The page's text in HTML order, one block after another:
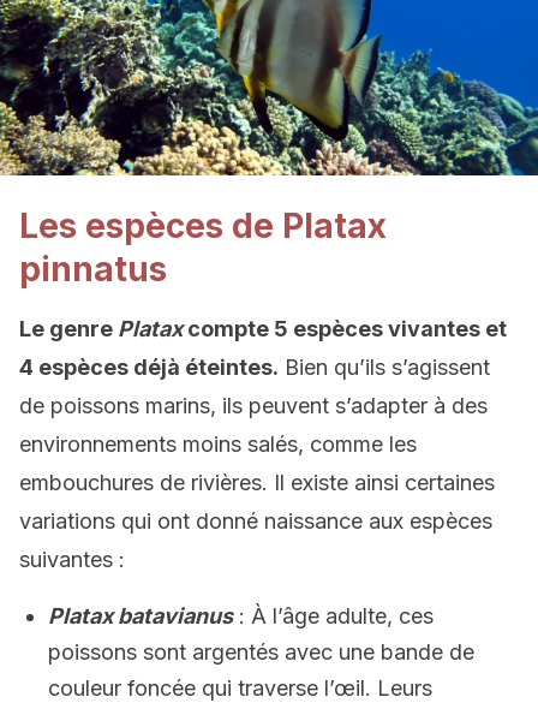
Les espèces de Platax
pinnatus
Le genre Plataxcompte 5 espèces vivantes et
4 espèces déjà éteintes. Bien qu’ils s’agissent
de poissons marins, ils peuvent s’adapter à des
environnements moins salés, comme les
embouchures de rivières. Il existe ainsi certaines
variations qui ont donné naissance aux espèces
suivantes :
Platax batavianus: À l’âge adulte, ces
poissons sont argentés avec une bande de
couleur foncée qui traverse l’œil. Leurs